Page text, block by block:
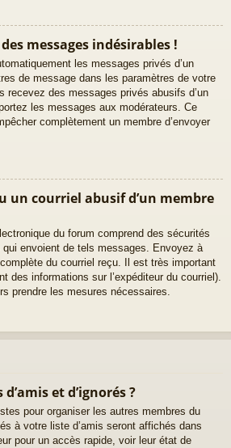
messages indésirables !
les messages privés d’un
de message dans les paramètres de votre
recevez des messages privés abusifs d’un
les messages aux modérateurs. Ce
complètement un membre d’envoyer
un courriel abusif d’un membre
du forum comprend des sécurités
envoient de tels messages. Envoyez à
du courriel reçu. Il est très important
des informations sur l’expéditeur du courriel).
prendre les mesures nécessaires.
et d’ignorés ?
pour organiser les autres membres du
à votre liste d’amis seront affichés dans
pour un accès rapide, voir leur état de